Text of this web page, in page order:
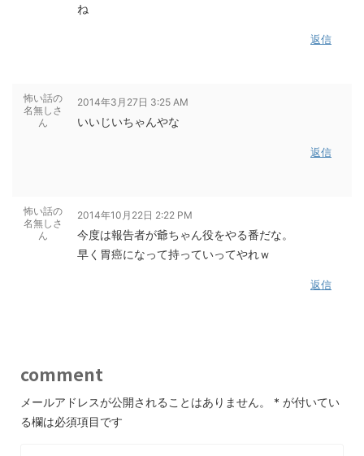
ね
返信
怖い話の
名無しさ
ん
2014年3月27日 3:25 AM
いいじいちゃんやな
返信
怖い話の
名無しさ
ん
2014年10月22日 2:22 PM
今度は報告者が爺ちゃん役をやる番だな。
早く胃癌になって持っていってやれｗ
返信
comment
メールアドレスが公開されることはありません。 * が付いてい
る欄は必須項目です